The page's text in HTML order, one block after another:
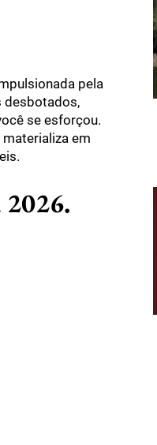
pela
desbotados,
se esforçou.
em